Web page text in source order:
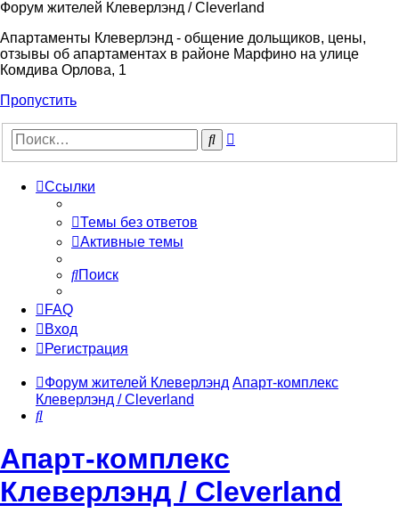
Форум жителей Клеверлэнд / Cleverland
Апартаменты Клеверлэнд - общение дольщиков, цены,
отзывы об апартаментах в районе Марфино на улице
Комдива Орлова, 1
Пропустить
Поиск
Ссылки
Темы без ответов
Активные темы
Поиск
FAQ
Вход
Регистрация
Форум жителей Клеверлэнд Апарт-комплекс
Клеверлэнд / Cleverland
Поиск
Апарт-комплекс
Клеверлэнд / Cleverland